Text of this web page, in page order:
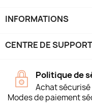
INFORMATIONS
CENTRE DE SUPPORT
Politique de
Achat
Modes de paiement